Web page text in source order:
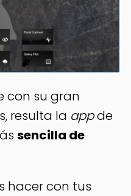
con su gran
resulta la appde
sencilla de
hacer con tus